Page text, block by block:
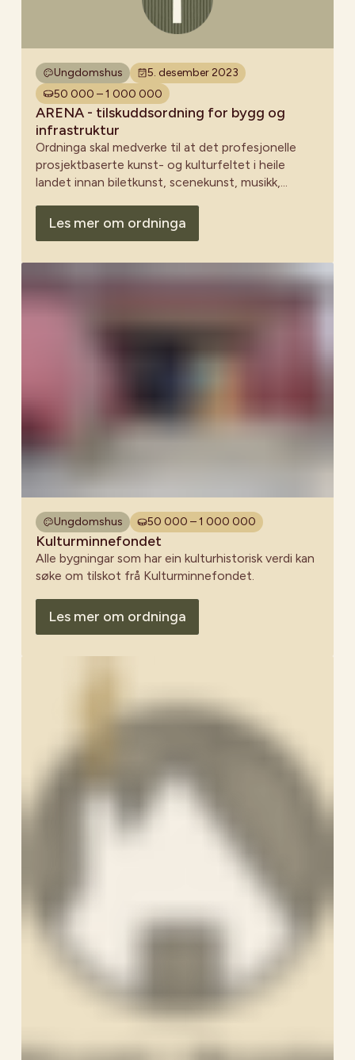
Ungdomshus
5. desember 2023
50 000 – 1 000 000
ARENA - tilskuddsordning for bygg og
infrastruktur
Ordninga skal medverke til at det profesjonelle
prosjektbaserte kunst- og kulturfeltet i heile
landet innan biletkunst, scenekunst, musikk,
kulturvernet har tilrettelagt, berekraftig og
hensiktsmessig infrastruktur for produksjon,
Les mer om ordninga
Ungdomshus 50 000 – 1 000 000
Kulturminnefondet
Alle bygningar som har ein kulturhistorisk verdi kan
søke om tilskot frå Kulturminnefondet.
Les mer om ordninga